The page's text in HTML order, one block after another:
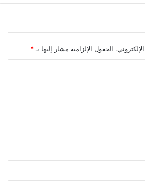
الحقول الإلزامية مشار إليها بـ *